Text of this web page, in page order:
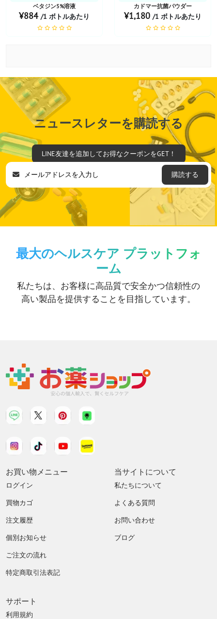
ベタジン5%溶液
¥884 /1 ボトルあたり
カドマー抗菌パウダー
¥1,180 /1 ボトルあたり
ニュースレターを購読する
LINE友達を追加してお得なクーポンをGET！
購読する
最大のヘルスケア プラットフォ
ーム
私たちは、お客様に高品質で安全かつ信頼性の
高い製品を提供することを目指しています。
お買い物メニュー
ログイン
買物カゴ
注文履歴
個別お知らせ
ご注文の流れ
特定商取引法表記
当サイトについて
私たちについて
よくある質問
お問い合わせ
ブログ
サポート
利用規約